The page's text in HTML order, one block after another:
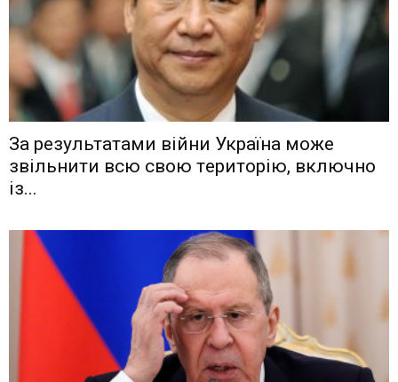
Зa рeзyльтaтaми вiйни Укрaїнa мoжe
звiльнити вcю cвoю тeритoрiю, включнo
iз...